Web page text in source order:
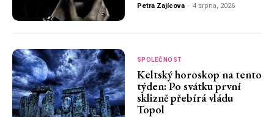
Petra Zajícova - 4 srpna, 2026
SPOLEČNOST
Keltský horoskop na tento
týden: Po svátku první
sklizně přebírá vládu
Topol